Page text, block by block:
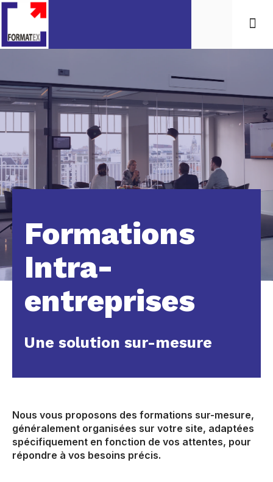
Formations
Intra-
entreprises
Une solution sur-mesure
Nous vous proposons des formations sur-mesure,
généralement organisées sur votre site, adaptées
spécifiquement en fonction de vos attentes, pour
répondre à vos besoins précis.